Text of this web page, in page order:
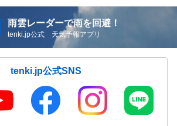
雨雲レーダーで雨を回避！
tenki.jp公式 天気予報アプリ
tenki.jp公式SNS